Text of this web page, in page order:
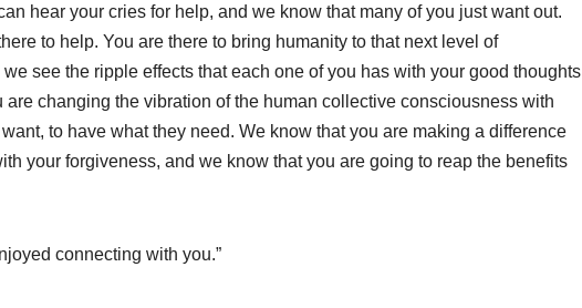
hear your cries for help, and we know that many of you just want out.
to help. You are there to bring humanity to that next level of
see the ripple effects that each one of you has with your good thoughts
changing the vibration of the human collective consciousness with
to have what they need. We know that you are making a difference
your forgiveness, and we know that you are going to reap the benefits
connecting with you.”